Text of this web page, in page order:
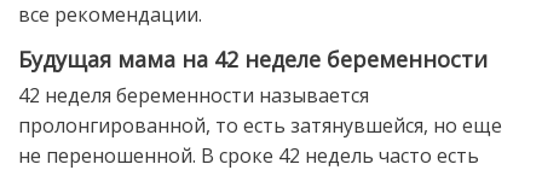
все рекомендации.
Будущая мама на 42 неделе беременности
42 неделя беременности называется
пролонгированной, то есть затянувшейся, но еще
не переношенной. В сроке 42 недель часто есть